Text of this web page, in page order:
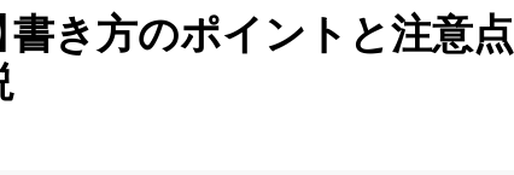
書き方のポイントと注意点